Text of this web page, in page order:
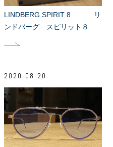
LINDBERG SPIRIT 8 リ
ンドバーグ スピリット８
2020-08-20